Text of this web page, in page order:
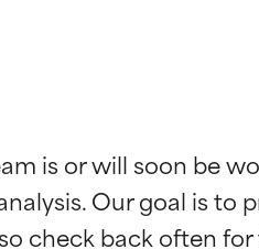
is or will soon be
Our goal is
reales para la piel. Su eficacia
reales para la piel. Su eficacia